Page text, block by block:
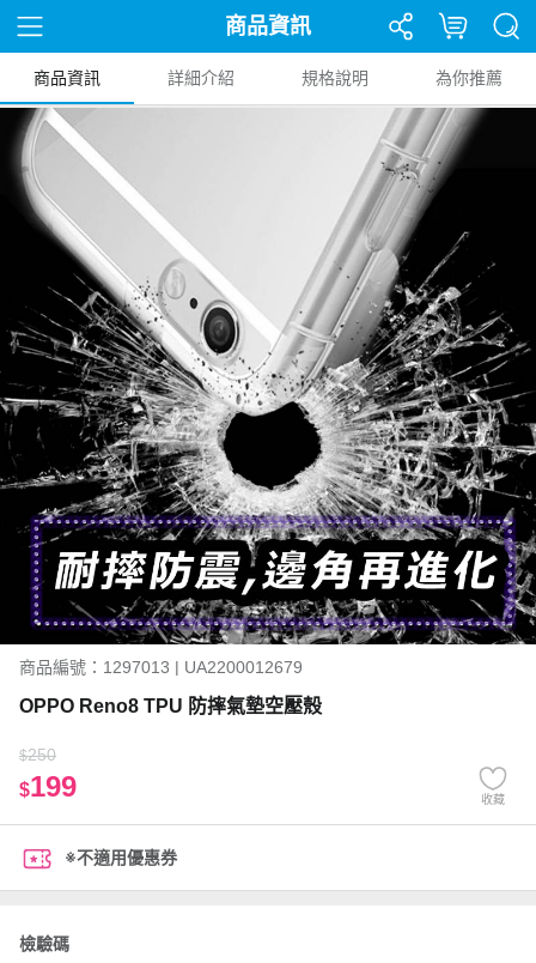
商品資訊
商品資訊 詳細介紹 規格說明 為你推薦
商品編號：1297013 | UA2200012679
OPPO Reno8 TPU 防摔氣墊空壓殼
$250
$199 收藏
※不適用優惠券
檢驗碼